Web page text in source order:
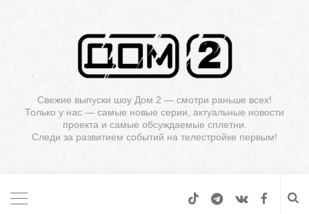
Свежие выпуски шоу Дом 2 — смотри раньше всех!
Только у нас — самые новые серии, актуальные новости
проекта и самые обсуждаемые сплетни.
Следи за развитием событий на телестройке первым!